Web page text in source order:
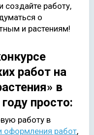
создайте работу,
о
и растениям!
работ на
в
просто:
работу в
оформления работ,